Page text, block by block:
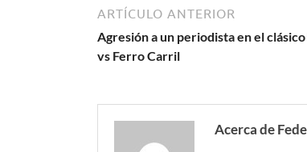
ARTÍCULO ANTERIOR
Agresión a un periodista en el
vs Ferro Carril
Acerca de